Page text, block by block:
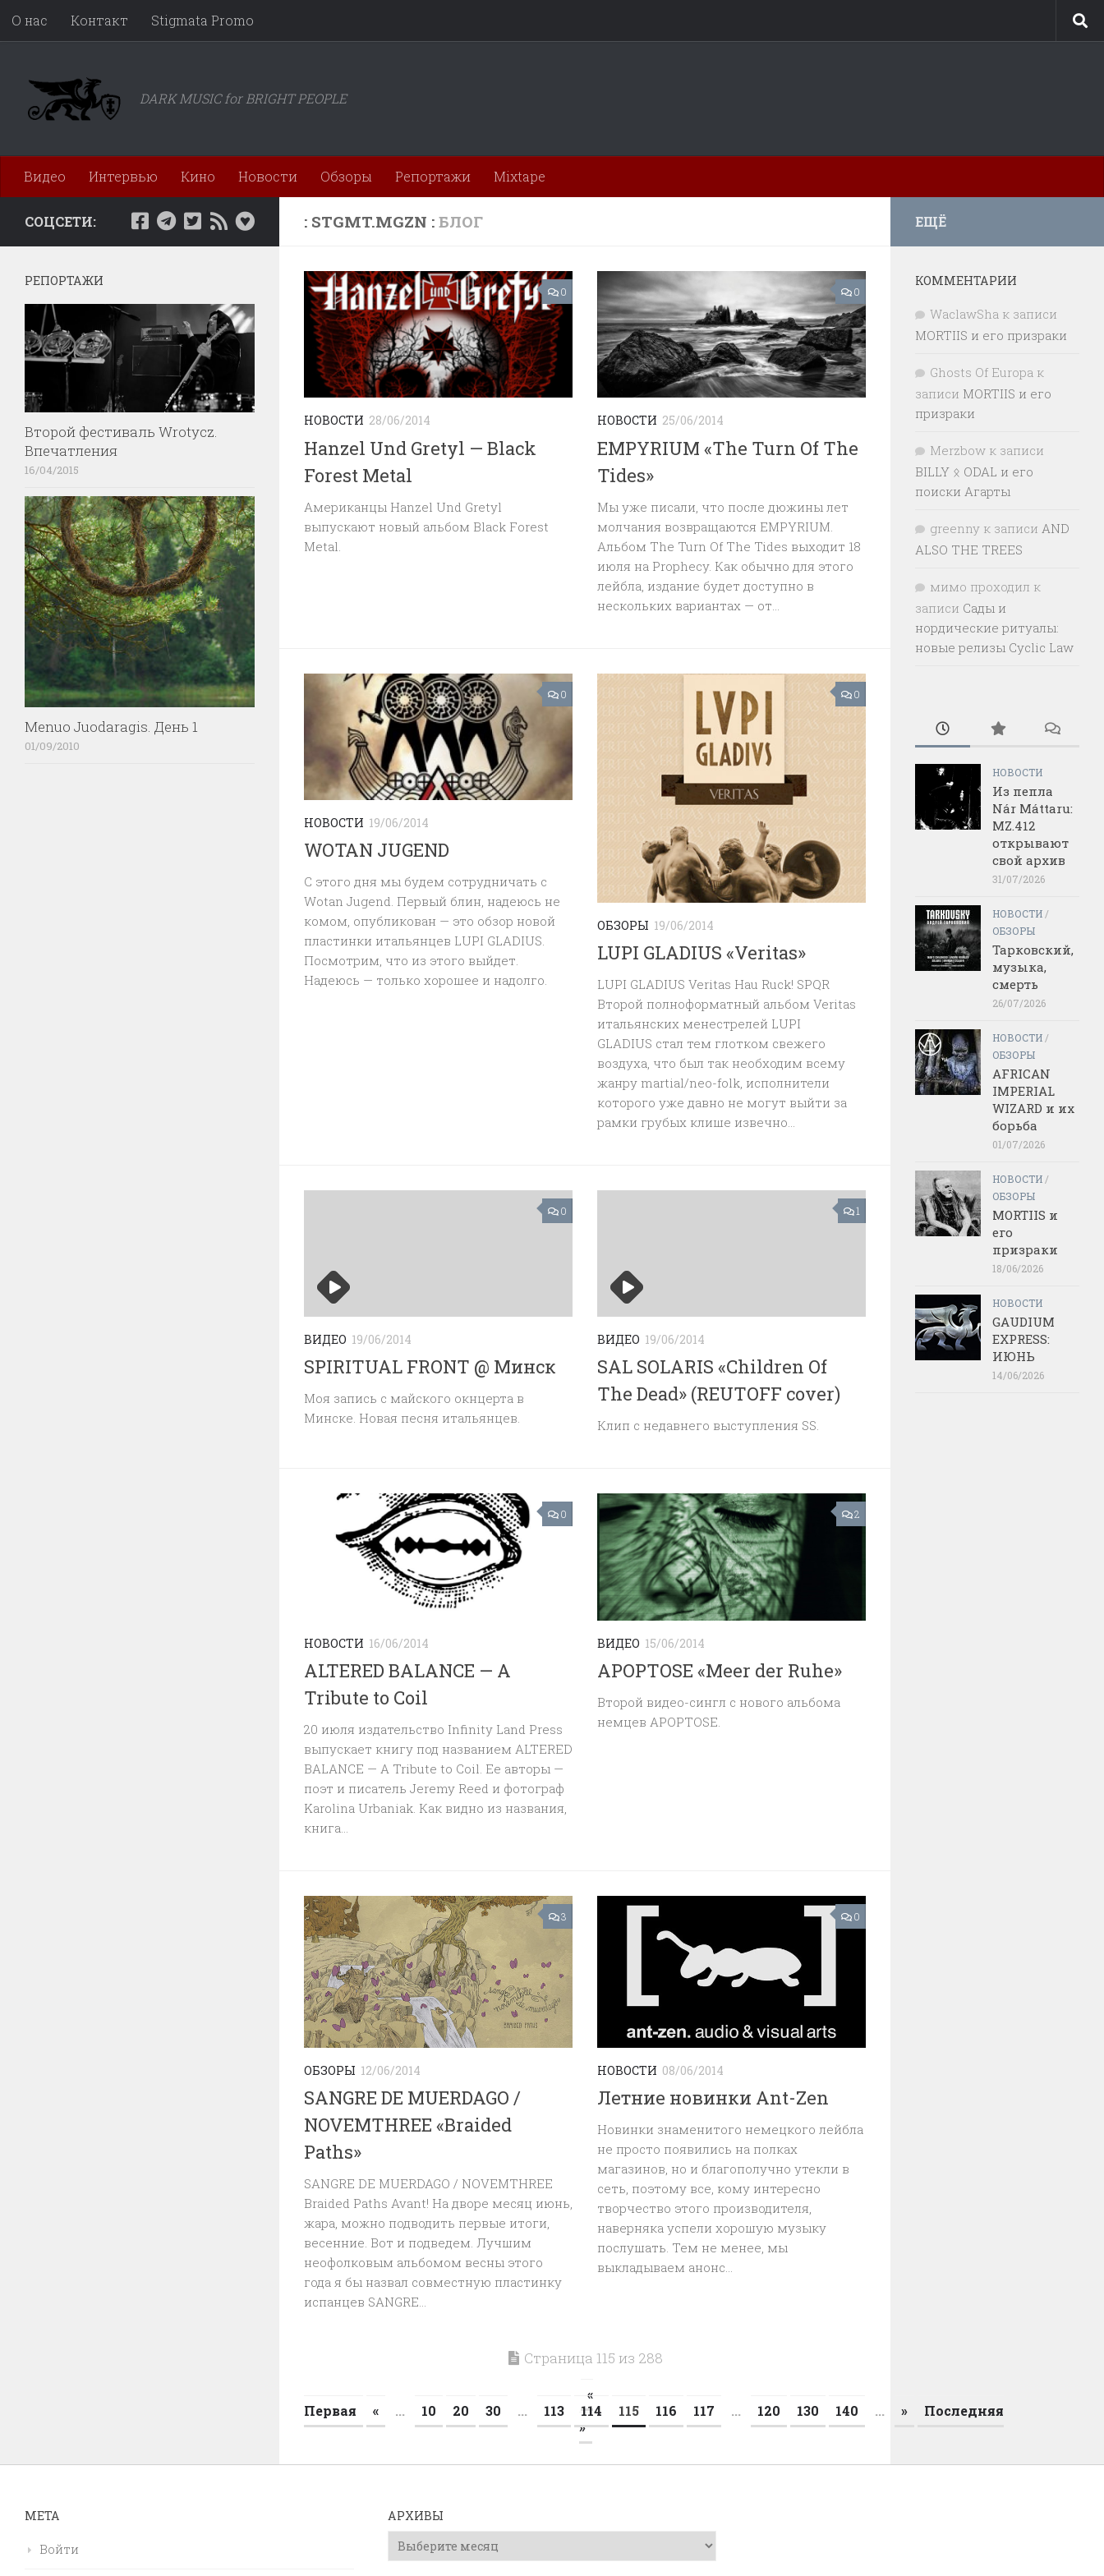
Перейти к содержимому
О нас Контакт Stigmata Promo
DARK MUSIC for BRIGHT PEOPLE
Видео Интервью Кино Новости Обзоры Репортажи Mixtape
: STGMT.MGZN : БЛОГ
0
НОВОСТИ 28/06/2014
Hanzel Und Gretyl — Black
Forest Metal
Американцы Hanzel Und Gretyl
выпускают новый альбом Black Forest
Metal.
0
НОВОСТИ 25/06/2014
EMPYRIUM «The Turn Of The
Tides»
Мы уже писали, что после дюжины лет
молчания возвращаются EMPYRIUM.
Альбом The Turn Of The Tides выходит 18
июля на Prophecy. Как обычно для этого
лейбла, издание будет доступно в
нескольких вариантах — от...
0
НОВОСТИ 19/06/2014
WOTAN JUGEND
C этого дня мы будем сотрудничать с
Wotan Jugend. Первый блин, надеюсь не
комом, опубликован — это обзор новой
пластинки итальянцев LUPI GLADIUS.
Посмотрим, что из этого выйдет.
Надеюсь — только хорошее и надолго.
0
ОБЗОРЫ 19/06/2014
LUPI GLADIUS «Veritas»
LUPI GLADIUS Veritas Hau Ruck! SPQR
Второй полноформатный альбом Veritas
итальянских менестрелей LUPI
GLADIUS стал тем глотком свежего
воздуха, что был так необходим всему
жанру martial/neo-folk, исполнители
которого уже давно не могут выйти за
рамки грубых клише извечно...
0
ВИДЕО 19/06/2014
SPIRITUAL FRONT @ Минск
Моя запись с майского окнцерта в
Минске. Новая песня итальянцев.
1
ВИДЕО 19/06/2014
SAL SOLARIS «Children Of
The Dead» (REUTOFF cover)
Клип с недавнего выступления SS.
0
НОВОСТИ 16/06/2014
ALTERED BALANCE — A
Tribute to Coil
20 июля издательство Infinity Land Press
выпускает книгу под названием ALTERED
BALANCE — A Tribute to Coil. Ее авторы —
поэт и писатель Jeremy Reed и фотограф
Karolina Urbaniak. Как видно из названия,
книга...
2
ВИДЕО 15/06/2014
APOPTOSE «Meer der Ruhe»
Второй видео-сингл с нового альбома
немцев APOPTOSE.
3
ОБЗОРЫ 12/06/2014
SANGRE DE MUERDAGO /
NOVEMTHREE «Braided
Paths»
SANGRE DE MUERDAGO / NOVEMTHREE
Braided Paths Avant! На дворе месяц июнь,
жара, можно подводить первые итоги,
весенние. Вот и подведем. Лучшим
неофолковым альбомом весны этого
года я бы назвал совместную пластинку
испанцев SANGRE...
0
НОВОСТИ 08/06/2014
Летние новинки Ant-Zen
Новинки знаменитого немецкого лейбла
не просто появились на полках
магазинов, но и благополучно утекли в
сеть, поэтому все, кому интересно
творчество этого производителя,
наверняка успели хорошую музыку
послушать. Тем не менее, мы
выкладываем анонс...
Страница 115 из 288
«
Первая
« ... 10 20 30 ... 113 114 115 116 117 ... 120 130 140 ... »
Последняя
»
СОЦСЕТИ:
РЕПОРТАЖИ
Второй фестиваль Wrotycz.
Впечатления
16/04/2015
Menuo Juodaragis. День 1
01/09/2010
ЕЩЁ
КОММЕНТАРИИ
WaclawSha к записи
MORTIIS и его призраки
Ghosts Of Europa к
записи MORTIIS и его
призраки
Merzbow к записи
BILLY ᛟ ODAL и его
поиски Агарты
greenny к записи AND
ALSO THE TREES
мимо проходил к
записи Сады и
нордические ритуалы:
новые релизы Cyclic Law
НОВОСТИ
Из пепла
Nár Máttaru:
MZ.412
открывают
свой архив
31/07/2026
НОВОСТИ /
ОБЗОРЫ
Тарковский,
музыка,
смерть
26/07/2026
НОВОСТИ /
ОБЗОРЫ
AFRICAN
IMPERIAL
WIZARD и их
борьба
01/07/2026
НОВОСТИ /
ОБЗОРЫ
MORTIIS и
его
призраки
18/06/2026
НОВОСТИ
GAUDIUM
EXPRESS:
ИЮНЬ
14/06/2026
МЕТА
Войти
АРХИВЫ
Архивы